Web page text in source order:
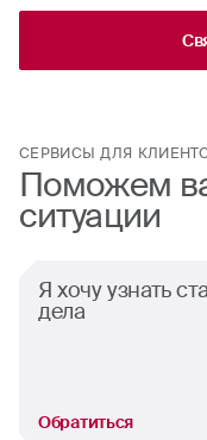
Поможем
ситуации
Я хочу узнать
дела
Обратиться
СЕРВИСЫ ДЛЯ